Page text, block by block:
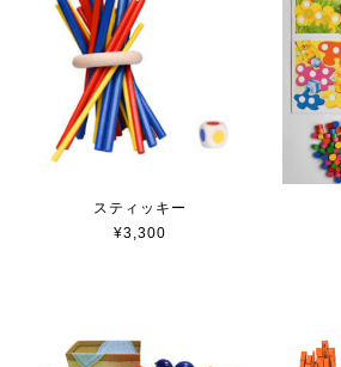
スティッキー
¥3,300